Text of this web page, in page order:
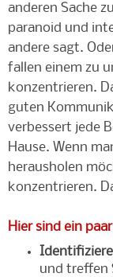
anderen Sache
paranoid und
andere sagt.
fallen einem zu
konzentrieren.
guten
verbessert jede
Hause. Wenn
herausholen
konzentrieren.
Hier sind ein
und treffen